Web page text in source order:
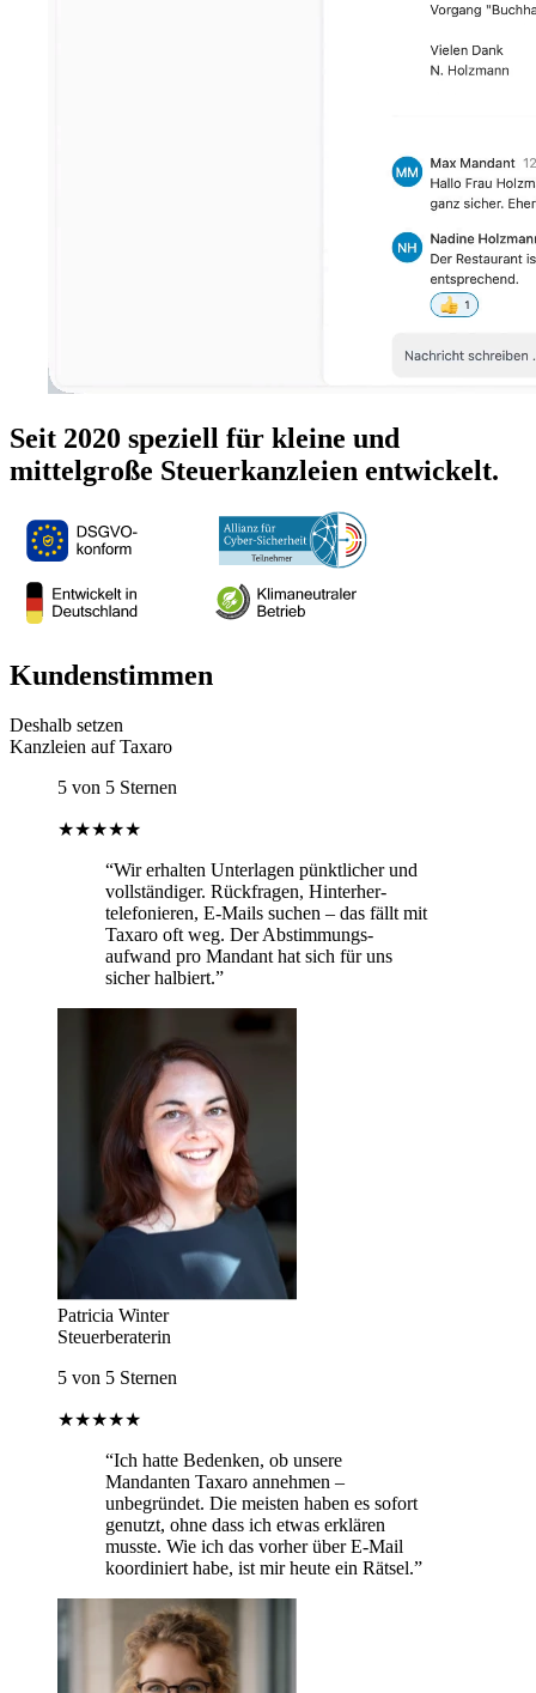
Seit 2020 speziell für kleine und
mittelgroße Steuerkanzleien entwickelt.
Kundenstimmen
Deshalb setzen
Kanzleien auf Taxaro
5 von 5 Sternen
★★★★★
“Wir erhalten Unterlagen pünktlicher und
vollständiger. Rückfragen, Hinterher­
telefonieren, E-Mails suchen – das fällt mit
Taxaro oft weg. Der Abstimmungs­
aufwand pro Mandant hat sich für uns
sicher halbiert.”
Patricia Winter
Steuerberaterin
5 von 5 Sternen
★★★★★
“Ich hatte Bedenken, ob unsere
Mandanten Taxaro annehmen –
unbegründet. Die meisten haben es sofort
genutzt, ohne dass ich etwas erklären
musste. Wie ich das vorher über E-Mail
koordiniert habe, ist mir heute ein Rätsel.”